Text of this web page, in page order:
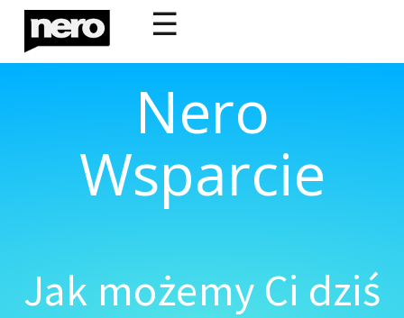
☰
Nero
Wsparcie
Jak możemy Ci dziś